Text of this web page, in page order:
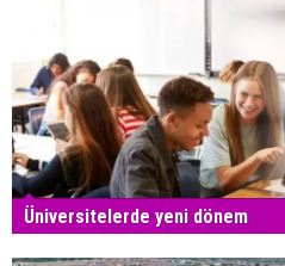
Üniversitelerde yeni dönem